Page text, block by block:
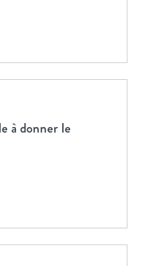
à donner le